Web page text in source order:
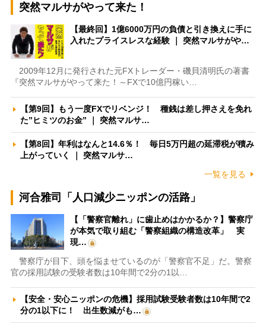
突然マルサがやって来た！
【最終回】1億6000万円の負債と引き換えに手に
入れたプライスレスな経験 ｜ 突然マルサがや…
2009年12月に発行された元FXトレーダー・磯貝清明氏の著書
『突然マルサがやって来た！～FXで10億円稼い…
【第9回】もう一度FXでリベンジ！ 種銭は差し押さえを免れ
た”ヒミツのお金” ｜ 突然マルサ…
【第8回】年利はなんと14.6％！ 毎日5万円超の延滞税が積み
上がっていく ｜ 突然マルサ…
一覧を見る
河合雅司「人口減少ニッポンの活路」
【「警察官離れ」に歯止めはかかるか？】警察庁
が本気で取り組む「警察組織の構造改革」 実
現…
警察庁が目下、頭を悩ませているのが「警察官不足」だ。警察
官の採用試験の受験者数は10年間で2分の1以…
【安全・安心ニッポンの危機】採用試験受験者数は10年間で2
分の1以下に！ 出生数減がも…